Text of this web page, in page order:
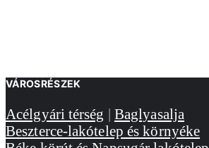
VÁROSRÉSZEK
Acélgyári térség | Baglyasalja
Beszterce-lakótelep és környéke